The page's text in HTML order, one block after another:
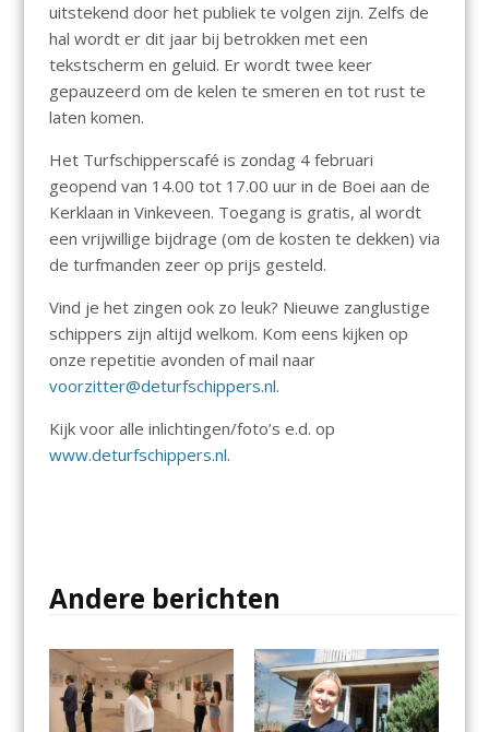
uitstekend door het publiek te volgen zijn. Zelfs de
hal wordt er dit jaar bij betrokken met een
tekstscherm en geluid. Er wordt twee keer
gepauzeerd om de kelen te smeren en tot rust te
laten komen.
Het Turfschipperscafé is zondag 4 februari
geopend van 14.00 tot 17.00 uur in de Boei aan de
Kerklaan in Vinkeveen. Toegang is gratis, al wordt
een vrijwillige bijdrage (om de kosten te dekken) via
de turfmanden zeer op prijs gesteld.
Vind je het zingen ook zo leuk? Nieuwe zanglustige
schippers zijn altijd welkom. Kom eens kijken op
onze repetitie avonden of mail naar
voorzitter@deturfschippers.nl.
Kijk voor alle inlichtingen/foto’s e.d. op
www.deturfschippers.nl.
Andere berichten